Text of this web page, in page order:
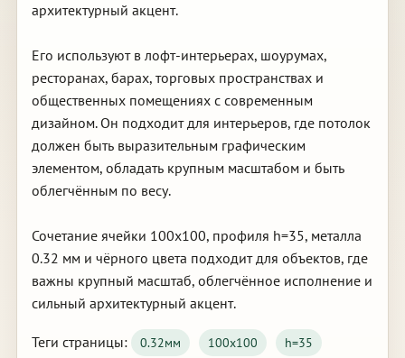
архитектурный акцент.
Его используют в лофт-интерьерах, шоурумах,
ресторанах, барах, торговых пространствах и
общественных помещениях с современным
дизайном. Он подходит для интерьеров, где потолок
должен быть выразительным графическим
элементом, обладать крупным масштабом и быть
облегчённым по весу.
Сочетание ячейки 100х100, профиля h=35, металла
0.32 мм и чёрного цвета подходит для объектов, где
важны крупный масштаб, облегчённое исполнение и
сильный архитектурный акцент.
Теги страницы: 0.32мм 100х100
h=35